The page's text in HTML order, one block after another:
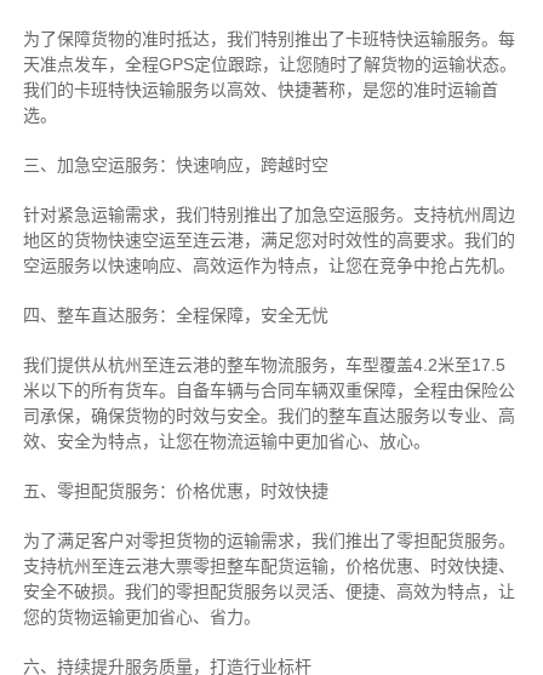
为了保障货物的准时抵达，我们特别推出了卡班特快运输服务。每
天准点发车，全程GPS定位跟踪，让您随时了解货物的运输状态。
我们的卡班特快运输服务以高效、快捷著称，是您的准时运输首
选。
三、加急空运服务：快速响应，跨越时空
针对紧急运输需求，我们特别推出了加急空运服务。支持杭州周边
地区的货物快速空运至连云港，满足您对时效性的高要求。我们的
空运服务以快速响应、高效运作为特点，让您在竞争中抢占先机。
四、整车直达服务：全程保障，安全无忧
我们提供从杭州至连云港的整车物流服务，车型覆盖4.2米至17.5
米以下的所有货车。自备车辆与合同车辆双重保障，全程由保险公
司承保，确保货物的时效与安全。我们的整车直达服务以专业、高
效、安全为特点，让您在物流运输中更加省心、放心。
五、零担配货服务：价格优惠，时效快捷
为了满足客户对零担货物的运输需求，我们推出了零担配货服务。
支持杭州至连云港大票零担整车配货运输，价格优惠、时效快捷、
安全不破损。我们的零担配货服务以灵活、便捷、高效为特点，让
您的货物运输更加省心、省力。
六、持续提升服务质量，打造行业标杆